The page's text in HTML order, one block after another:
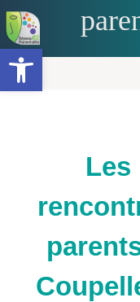
Ouvrir la barre d’outils
Les